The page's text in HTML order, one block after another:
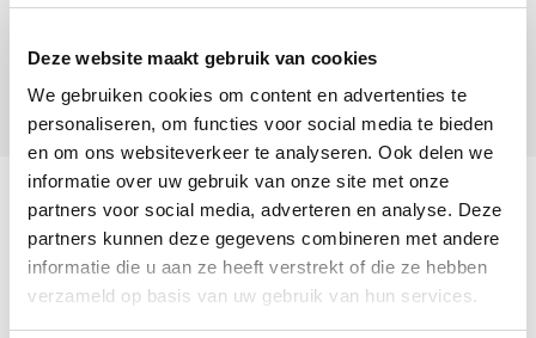
Deze website maakt gebruik van cookies
We gebruiken cookies om content en advertenties te
personaliseren, om functies voor social media te bieden
en om ons websiteverkeer te analyseren. Ook delen we
informatie over uw gebruik van onze site met onze
partners voor social media, adverteren en analyse. Deze
partners kunnen deze gegevens combineren met andere
informatie die u aan ze heeft verstrekt of die ze hebben
verzameld op basis van uw gebruik van hun services.
€ 5,83
Aantal voor Veiligheidsklem voor luchtkoppeling zonder borgrand 1 1/4"
Professioneel advies
15.000 producten uit voorraad
Hoge klantbeoordelingen: 9/10
Snelle levering